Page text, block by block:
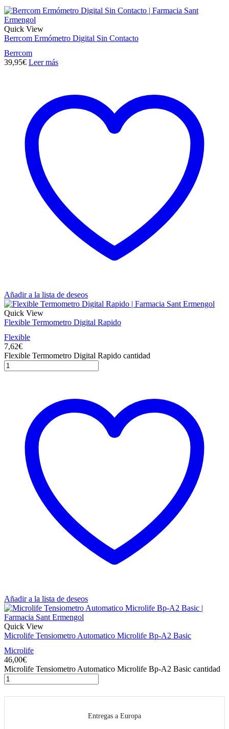
Quick View
Berrcom Ermómetro Digital Sin Contacto
Berrcom
39,95€ Leer más
Añadir a la lista de deseos
Quick View
Flexible Termometro Digital Rapido
Flexible
7,62€
Flexible Termometro Digital Rapido cantidad
Añadir a la lista de deseos
Quick View
Microlife Tensiometro Automatico Microlife Bp-A2 Basic
Microlife
46,00€
Microlife Tensiometro Automatico Microlife Bp-A2 Basic cantidad
Entregas a Europa